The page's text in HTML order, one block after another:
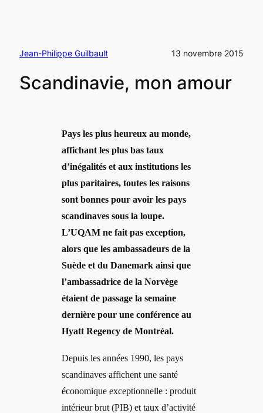
Jean-Philippe Guilbault 13 novembre 2015
Scandinavie, mon amour
Pays les plus heureux au monde,
affichant les plus bas taux
d’inégalités et aux institutions les
plus paritaires, toutes les raisons
sont bonnes pour avoir les pays
scandinaves sous la loupe.
L’UQAM ne fait pas exception,
alors que les ambassadeurs de la
Suède et du Danemark ainsi que
l’ambassadrice de la Norvège
étaient de passage la semaine
dernière pour une conférence au
Hyatt Regency de Montréal.
Depuis les années 1990, les pays
scandinaves affichent une santé
économique exceptionnelle : produit
intérieur brut (PIB) et taux d’activité